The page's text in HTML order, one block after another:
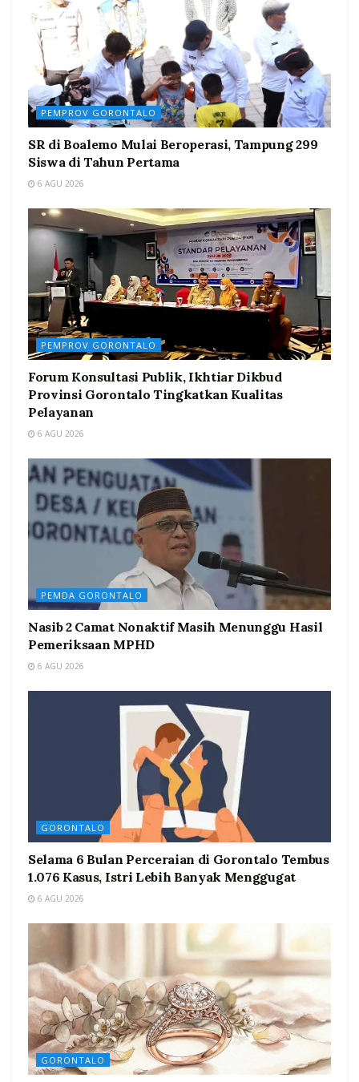
PEMPROV GORONTALO
SR di Boalemo Mulai Beroperasi, Tampung 299
Siswa di Tahun Pertama
6 AGU 2026
PEMPROV GORONTALO
Forum Konsultasi Publik, Ikhtiar Dikbud
Provinsi Gorontalo Tingkatkan Kualitas
Pelayanan
6 AGU 2026
PEMDA GORONTALO
Nasib 2 Camat Nonaktif Masih Menunggu Hasil
Pemeriksaan MPHD
6 AGU 2026
GORONTALO
Selama 6 Bulan Perceraian di Gorontalo Tembus
1.076 Kasus, Istri Lebih Banyak Menggugat
6 AGU 2026
GORONTALO